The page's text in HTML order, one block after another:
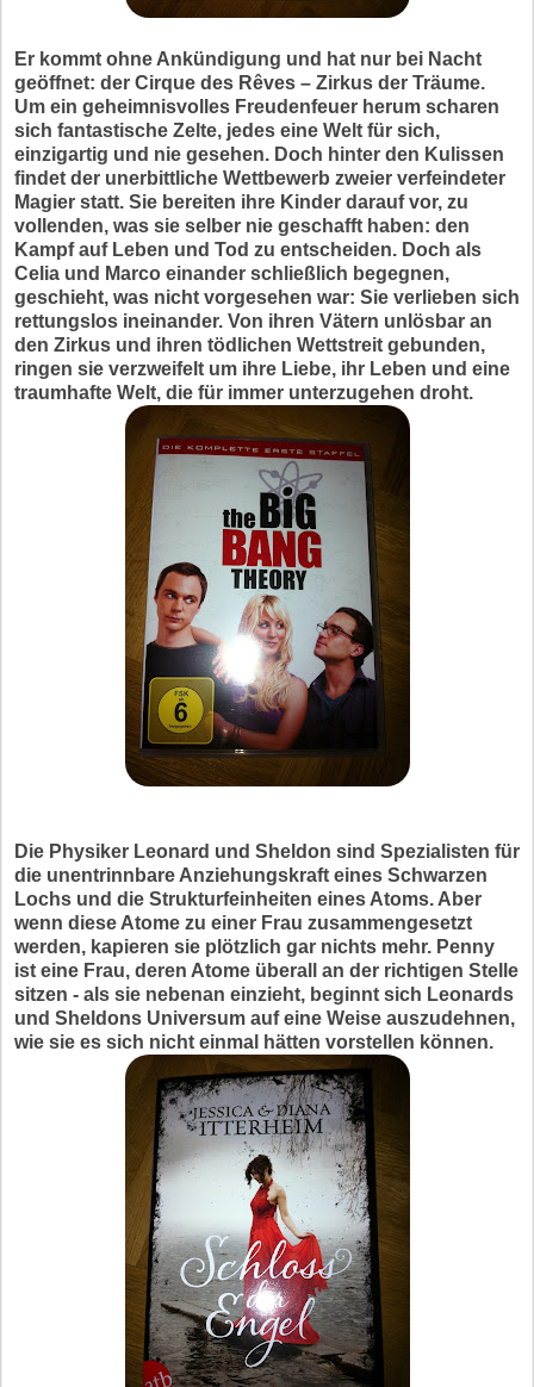
Er kommt ohne Ankündigung und hat nur bei Nacht
geöffnet: der Cirque des Rêves – Zirkus der Träume.
Um ein geheimnisvolles Freudenfeuer herum scharen
sich fantastische Zelte, jedes eine Welt für sich,
einzigartig und nie gesehen. Doch hinter den Kulissen
findet der unerbittliche Wettbewerb zweier verfeindeter
Magier statt. Sie bereiten ihre Kinder darauf vor, zu
vollenden, was sie selber nie geschafft haben: den
Kampf auf Leben und Tod zu entscheiden. Doch als
Celia und Marco einander schließlich begegnen,
geschieht, was nicht vorgesehen war: Sie verlieben sich
rettungslos ineinander. Von ihren Vätern unlösbar an
den Zirkus und ihren tödlichen Wettstreit gebunden,
ringen sie verzweifelt um ihre Liebe, ihr Leben und eine
traumhafte Welt, die für immer unterzugehen droht.
Die Physiker Leonard und Sheldon sind Spezialisten für
die unentrinnbare Anziehungskraft eines Schwarzen
Lochs und die Strukturfeinheiten eines Atoms. Aber
wenn diese Atome zu einer Frau zusammengesetzt
werden, kapieren sie plötzlich gar nichts mehr. Penny
ist eine Frau, deren Atome überall an der richtigen Stelle
sitzen - als sie nebenan einzieht, beginnt sich Leonards
und Sheldons Universum auf eine Weise auszudehnen,
wie sie es sich nicht einmal hätten vorstellen können.